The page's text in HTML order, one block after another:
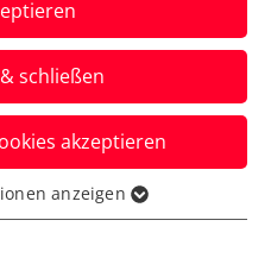
den Spagat
und Profitour.
schließen
akzeptieren
grundlegende
anzeigen